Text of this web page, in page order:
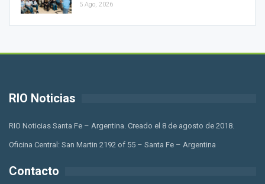
5 Ago, 2026
RIO Noticias
RIO Noticias Santa Fe – Argentina. Creado el 8 de agosto de 2018.
Oficina Central: San Martin 2192 of 55 – Santa Fe – Argentina
Contacto